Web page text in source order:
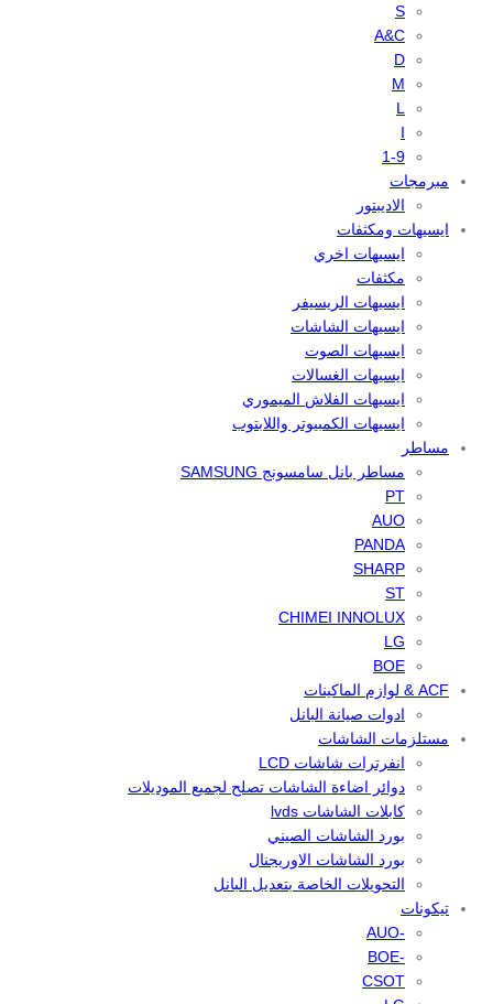
S
A&C
D
M
L
I
1-9
مبرمجات
الاديبتور
ايسيهات ومكثفات
ايسيهات اخري
مكثفات
ايسيهات الريسيفر
ايسيهات الشاشات
ايسيهات الصوت
ايسيهات الغسالات
ايسيهات الفلاش الميموري
ايسيهات الكمبيوتر واللابتوب
مساطر
مساطر بانل سامسونج SAMSUNG
PT
AUO
PANDA
SHARP
ST
CHIMEI INNOLUX
LG
BOE
ACF & لوازم الماكينات
ادوات صيانة البانل
مستلزمات الشاشات
انفرترات شاشات LCD
دوائر اضاءة الشاشات تصلح لجميع الموديلات
كابلات الشاشات lvds
بورد الشاشات الصيني
بورد الشاشات الاوريجنال
التحويلات الخاصة بتعديل البانل
تيكونات
-AUO
-BOE
CSOT